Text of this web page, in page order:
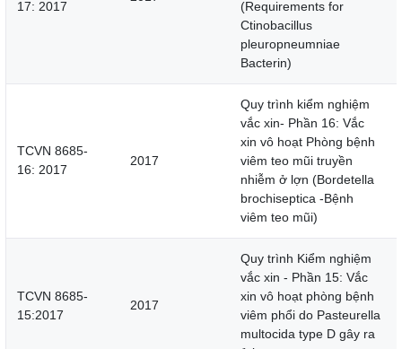
17: 2017
(Requirements for
Ctinobacillus
pleuropneumniae
Bacterin)
TCVN 8685-
16: 2017
2017
Quy trình kiểm nghiệm
vắc xin- Phần 16: Vắc
xin vô hoạt Phòng bệnh
viêm teo mũi truyền
nhiễm ở lợn (Bordetella
brochiseptica -Bệnh
viêm teo mũi)
TCVN 8685-
15:2017
2017
Quy trình Kiểm nghiệm
vắc xin - Phần 15: Vắc
xin vô hoạt phòng bệnh
viêm phổi do Pasteurella
multocida type D gây ra